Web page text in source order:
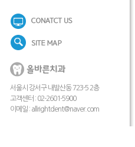
서울시 강서구 내발산동 723-5 2층
고객센터 : 02-2601-5900
이메일 : allrightdent@naver.com